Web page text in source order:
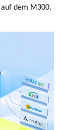
dem M300.